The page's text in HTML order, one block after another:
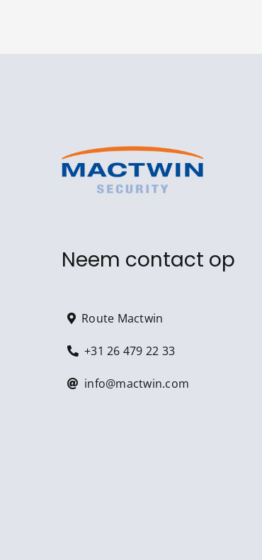
Neem contact op
Route Mactwin
+31 26 479 22 33
info@mactwin.com